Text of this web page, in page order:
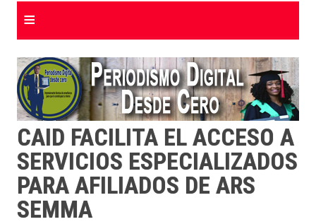
≡
CAID FACILITA EL ACCESO A
SERVICIOS ESPECIALIZADOS
PARA AFILIADOS DE ARS
SEMMA